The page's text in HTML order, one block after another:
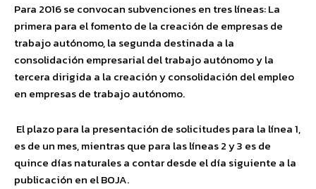
Para 2016 se convocan subvenciones en tres líneas: La
primera para el fomento de la creación de empresas de
trabajo autónomo, la segunda destinada a la
consolidación empresarial del trabajo autónomo y la
tercera dirigida a la creación y consolidación del empleo
en empresas de trabajo autónomo.
El plazo para la presentación de solicitudes para la línea 1,
es de un mes, mientras que para las líneas 2 y 3 es de
quince días naturales a contar desde el día siguiente a la
publicación en el BOJA.